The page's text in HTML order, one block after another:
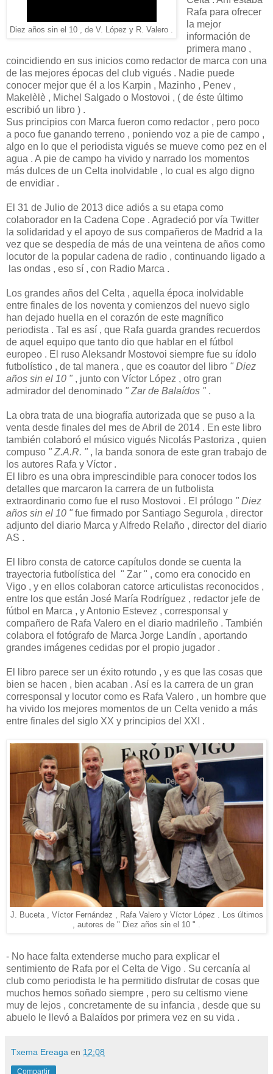
Diez años sin el 10 , de V. López y R. Valero .
Rafa para ofrecer
la mejor
información de
primera mano ,
coincidiendo en sus inicios como redactor de marca con una
de las mejores épocas del club vigués . Nadie puede
conocer mejor que él a los Karpin , Mazinho , Penev ,
Makelèlè , Michel Salgado o Mostovoi , ( de éste último
escribió un libro ) .
Sus principios con Marca fueron como redactor , pero poco
a poco fue ganando terreno , poniendo voz a pie de campo ,
algo en lo que el periodista vigués se mueve como pez en el
agua . A pie de campo ha vivido y narrado los momentos
más dulces de un Celta inolvidable , lo cual es algo digno
de envidiar .
El 31 de Julio de 2013 dice adiós a su etapa como
colaborador en la Cadena Cope . Agradeció por vía Twitter
la solidaridad y el apoyo de sus compañeros de Madrid a la
vez que se despedía de más de una veintena de años como
locutor de la popular cadena de radio , continuando ligado a
las ondas , eso sí , con Radio Marca .
Los grandes años del Celta , aquella época inolvidable
entre finales de los noventa y comienzos del nuevo siglo
han dejado huella en el corazón de este magnífico
periodista . Tal es así , que Rafa guarda grandes recuerdos
de aquel equipo que tanto dio que hablar en el fútbol
europeo . El ruso Aleksandr Mostovoi siempre fue su ídolo
futbolístico , de tal manera , que es coautor del libro " Diez
años sin el 10 " , junto con Víctor López , otro gran
admirador del denominado " Zar de Balaídos " .
La obra trata de una biografía autorizada que se puso a la
venta desde finales del mes de Abril de 2014 . En este libro
también colaboró el músico vigués Nicolás Pastoriza , quien
compuso " Z.A.R. " , la banda sonora de este gran trabajo de
los autores Rafa y Víctor .
El libro es una obra imprescindible para conocer todos los
detalles que marcaron la carrera de un futbolista
extraordinario como fue el ruso Mostovoi . El prólogo " Diez
años sin el 10 " fue firmado por Santiago Segurola , director
adjunto del diario Marca y Alfredo Relaño , director del diario
AS .
El libro consta de catorce capítulos donde se cuenta la
trayectoria futbolística del " Zar " , como era conocido en
Vigo , y en ellos colaboran catorce articulistas reconocidos ,
entre los que están José María Rodríguez , redactor jefe de
fútbol en Marca , y Antonio Estevez , corresponsal y
compañero de Rafa Valero en el diario madrileño . También
colabora el fotógrafo de Marca Jorge Landín , aportando
grandes imágenes cedidas por el propio jugador .
El libro parece ser un éxito rotundo , y es que las cosas que
bien se hacen , bien acaban . Así es la carrera de un gran
corresponsal y locutor como es Rafa Valero , un hombre que
ha vivido los mejores momentos de un Celta venido a más
entre finales del siglo XX y principios del XXI .
J. Buceta , Víctor Fernández , Rafa Valero y Víctor López . Los últimos
, autores de " Diez años sin el 10 " .
- No hace falta extenderse mucho para explicar el
sentimiento de Rafa por el Celta de Vigo . Su cercanía al
club como periodista le ha permitido disfrutar de cosas que
muchos hemos soñado siempre , pero su celtismo viene
muy de lejos , concretamente de su infancia , desde que su
abuelo le llevó a Balaídos por primera vez en su vida .
Txema Ereaga en 12:08
Compartir